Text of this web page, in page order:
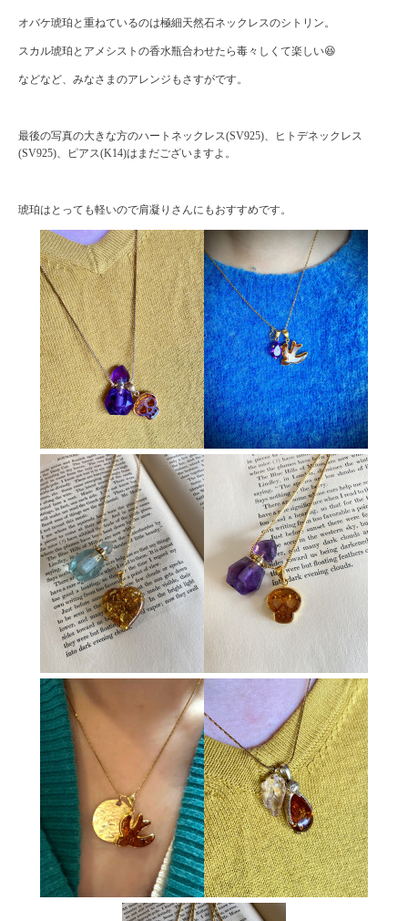
オバケ琥珀と重ねているのは極細天然石ネックレスのシトリン。
スカル琥珀とアメシストの香水瓶合わせたら毒々しくて楽しい😆
などなど、みなさまのアレンジもさすがです。
最後の写真の大きな方のハートネックレス(SV925)、ヒトデネックレス
(SV925)、ピアス(K14)はまだございますよ。
琥珀はとっても軽いので肩凝りさんにもおすすめです。